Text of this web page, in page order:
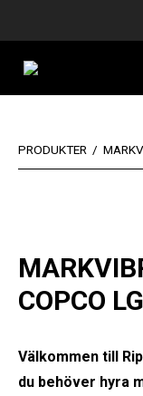
PRODUKTER /
COPCO
Välkommen till
du behöver hyra